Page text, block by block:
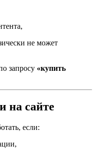
не может
запросу «купить
на сайте
если: